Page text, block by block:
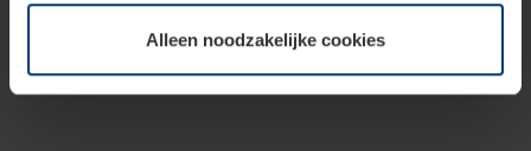
wijzigen of herroepen.Alleen noodzakelijke cookies